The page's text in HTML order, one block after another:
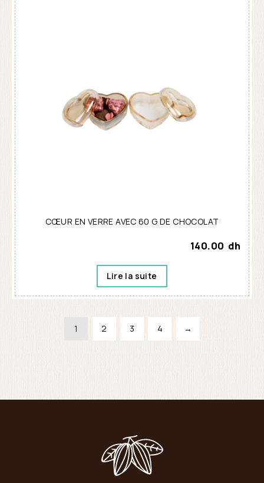
CŒUR EN VERRE AVEC 60 G DE CHOCOLAT
140.00 dh
Lire la suite
1 2 3 4 →